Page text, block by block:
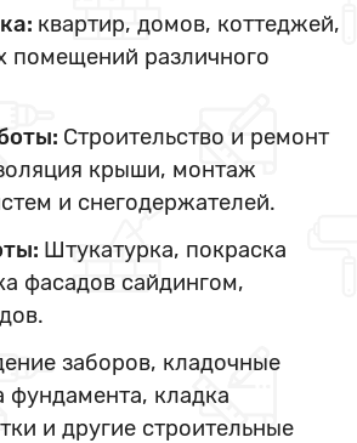
квартир, домов, коттеджей,
помещений различного
Строительство и ремонт
крыши, монтаж
и снегодержателей.
Штукатурка, покраска
фасадов сайдингом,
заборов, кладочные
фундамента, кладка
и другие строительные